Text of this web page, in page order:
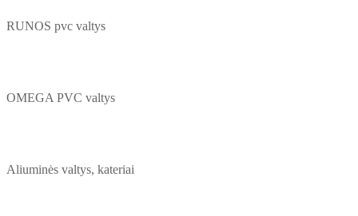
RUNOS pvc valtys
OMEGA PVC valtys
Aliuminės valtys, kateriai